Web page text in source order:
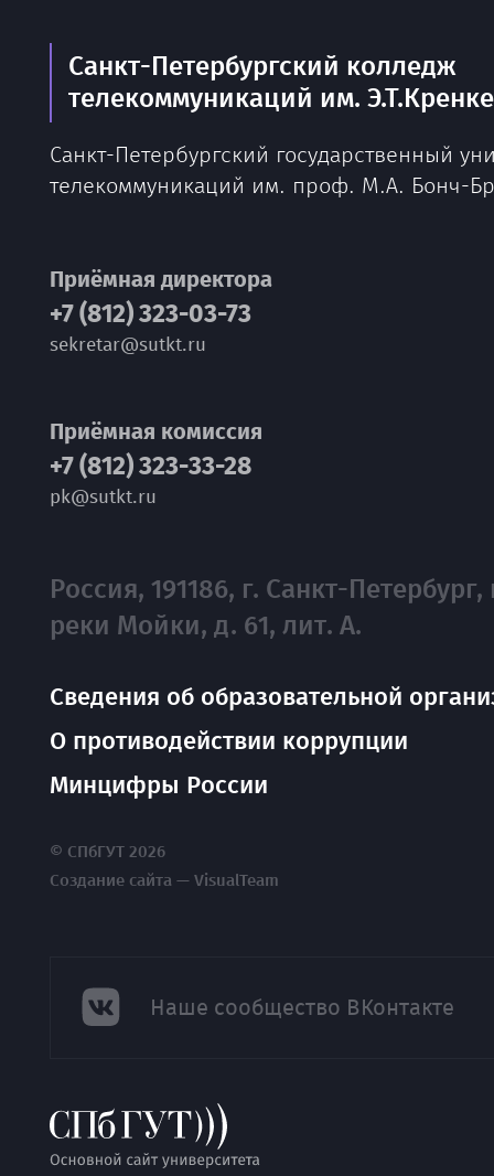
Санкт-Петербургский колледж
телекоммуникаций им.
Санкт-Петербургский государственный
телекоммуникаций им. проф. М.А. Бонч-
Приёмная директора
+7 (812) 323-03-73
sekretar@sutkt.ru
Приёмная комиссия
+7 (812) 323-33-28
pk@sutkt.ru
Россия, 191186, г. Санкт-Петербург,
реки Мойки, д. 61, лит. А.
Сведения об образовательной
О противодействии коррупции
Минцифры России
© СПбГУТ 2026
Создание сайта — VisualTeam
Наше сообщество ВКонтакте